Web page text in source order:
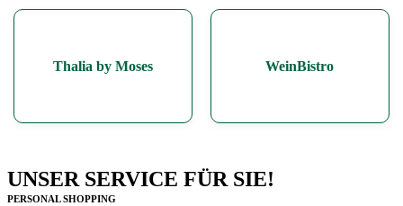
Thalia by Moses WeinBistro
UNSER SERVICE FÜR SIE!
PERSONAL SHOPPING